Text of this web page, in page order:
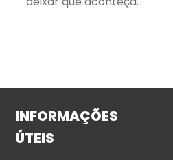
INFORMAÇÕES
ÚTEIS